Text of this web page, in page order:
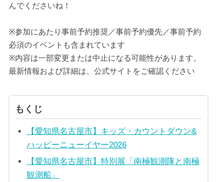
んでくださいね！
※参加にあたり事前予約推奨／事前予約優先／事前予約
必須のイベントも含まれています
※内容は一部変更または中止になる可能性があります。
最新情報および詳細は、公式サイトをご確認ください
もくじ
【愛知県名古屋市】キッズ・カウントダウン&
ハッピーニューイヤー2026
【愛知県名古屋市】特別展「南極観測隊と南極
観測船」